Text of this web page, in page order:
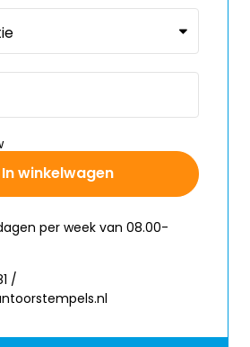
In winkelwagen
per week van 08.00-
/